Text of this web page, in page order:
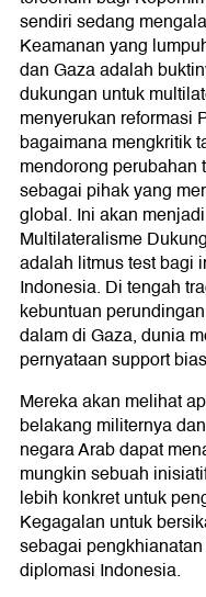
sendiri sedang
Keamanan yang
dan Gaza adalah
dukungan untuk
menyerukan reformasi
bagaimana mengkritik
mendorong perubahan
sebagai pihak yang
global. Ini akan
Multilateralisme
adalah litmus test bagi
Indonesia. Di tengah
kebuntuan
dalam di Gaza, dunia
pernyataan support
Mereka akan melihat
belakang militernya
negara Arab dapat
mungkin sebuah
lebih konkret untuk
Kegagalan untuk
sebagai
diplomasi Indonesia.